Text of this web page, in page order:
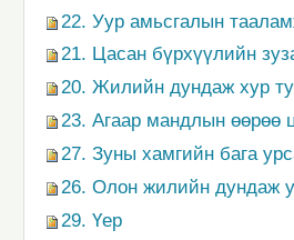
22. Уур амьсгалын
21. Цасан бүрхүүлийн
20. Жилийн дундаж хур
23. Агаар мандлын өөрөө
27. Зуны хамгийн бага
26. Олон жилийн дундаж
29. Үер